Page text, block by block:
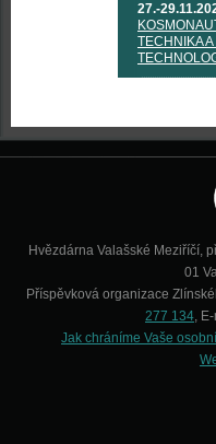
27.-
TECHNIKA
Hvězdárna Valašské Meziříčí,
01
Příspěvková organizace
277 134,
Jak chráníme Vaše